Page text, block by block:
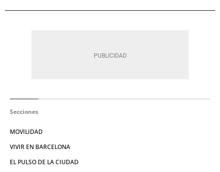
Secciones
MOVILIDAD
VIVIR EN BARCELONA
EL PULSO DE LA CIUDAD